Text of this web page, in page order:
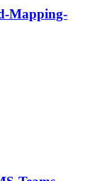
Mapping-